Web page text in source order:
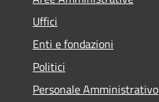
Uffici
Enti e fondazioni
Politici
Personale Amministrativo